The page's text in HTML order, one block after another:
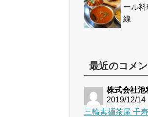
ール
線
最近のコメン
株式会社池
2019/12/14
三輪素麺茶屋 千